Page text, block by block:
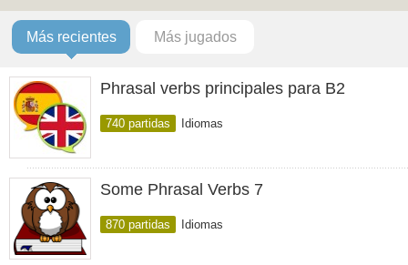
Más recientes Más jugados
Phrasal verbs principales para B2
740 partidas Idiomas
Some Phrasal Verbs 7
870 partidas Idiomas